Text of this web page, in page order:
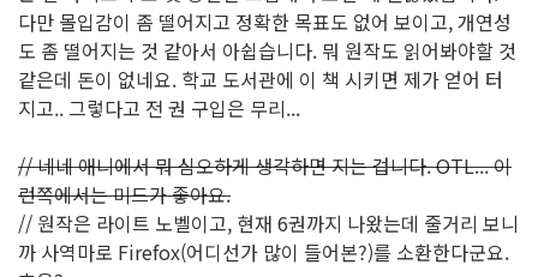
다만 몰입감이 좀 떨어지고 정확한 목표도 없어 보이고, 개연성
도 좀 떨어지는 것 같아서 아쉽습니다. 뭐 원작도 읽어봐야할 것
같은데 돈이 없네요. 학교 도서관에 이 책 시키면 제가 얻어 터
지고.. 그렇다고 전 권 구입은 무리...
// 네네 애니에서 뭐 심오하게 생각하면 지는 겁니다. OTL... 이
런쪽에서는 미드가 좋아요.
// 원작은 라이트 노벨이고, 현재 6권까지 나왔는데 줄거리 보니
까 사역마로 Firefox(어디선가 많이 들어본?)를 소환한다군요.